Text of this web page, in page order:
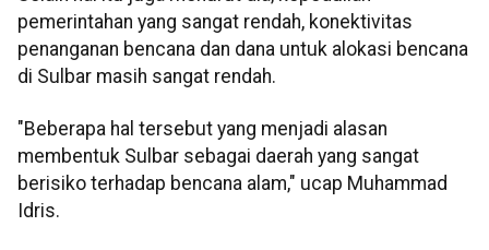
pemerintahan yang sangat rendah, konektivitas
penanganan bencana dan dana untuk alokasi bencana
di Sulbar masih sangat rendah.
"Beberapa hal tersebut yang menjadi alasan
membentuk Sulbar sebagai daerah yang sangat
berisiko terhadap bencana alam," ucap Muhammad
Idris.